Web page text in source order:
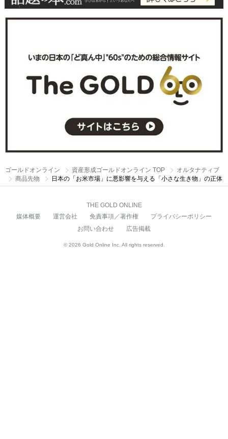
ゴールドオンライン 資産形成ゴールドオンライン TOP
オルタナティブ
商品先物
日本の「お米市場」に悪影響を与える「小さな生き物」の正体
THE GOLD ONLINE
媒体概要
運営会社 免責事項／著作権
プライバシーポリシー
お問い合わせ
広告掲載
© 2026 Gold Online Inc. All rights reserved.